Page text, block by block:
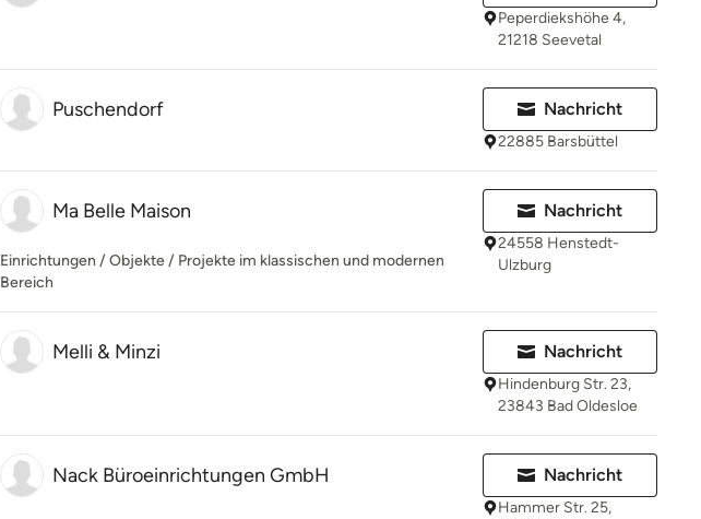
Peperdiekshöhe 4,
21218 Seevetal
Puschendorf Nachricht
22885 Barsbüttel
Ma Belle Maison
Einrichtungen / Objekte / Projekte im klassischen und modernen
Bereich
Nachricht
24558 Henstedt-
Ulzburg
Melli & Minzi Nachricht
Hindenburg Str. 23,
23843 Bad Oldesloe
Nack Büroeinrichtungen GmbH Nachricht
Hammer Str. 25,